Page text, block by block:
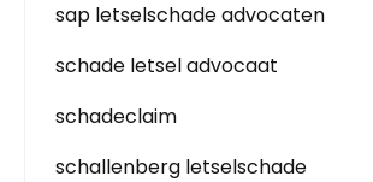
sap letselschade advocaten
schade letsel advocaat
schadeclaim
schallenberg letselschade